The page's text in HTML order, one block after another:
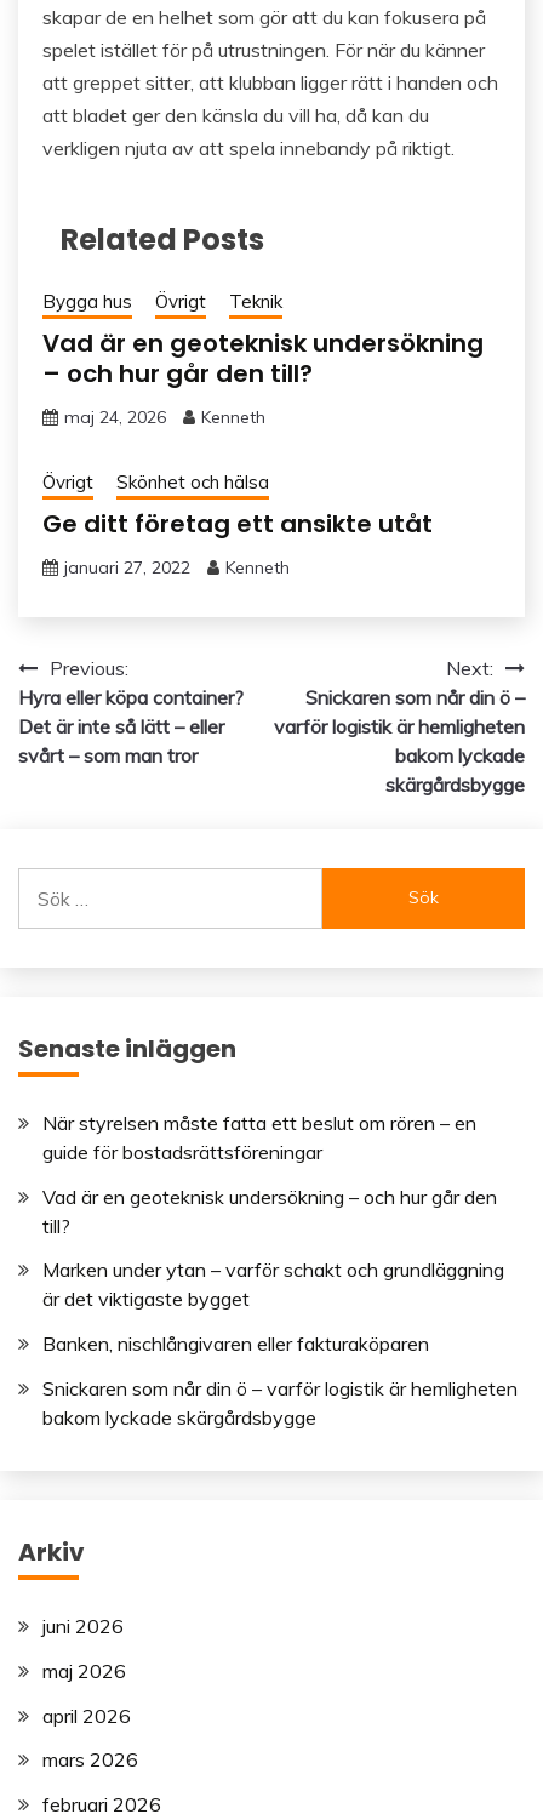
skapar de en helhet som gör att du kan fokusera på
spelet istället för på utrustningen. För när du känner
att greppet sitter, att klubban ligger rätt i handen och
att bladet ger den känsla du vill ha, då kan du
verkligen njuta av att spela innebandy på riktigt.
Related Posts
Bygga hus Övrigt Teknik
Vad är en geoteknisk undersökning
– och hur går den till?
maj 24, 2026 Kenneth
Övrigt Skönhet och hälsa
Ge ditt företag ett ansikte utåt
januari 27, 2022 Kenneth
Inläggsnavigering
Previous:
Hyra eller köpa container?
Det är inte så lätt – eller
svårt – som man tror
Next:
Snickaren som når din ö –
varför logistik är hemligheten
bakom lyckade
skärgårdsbygge
efter:
Senaste inläggen
När styrelsen måste fatta ett beslut om rören – en
guide för bostadsrättsföreningar
Vad är en geoteknisk undersökning – och hur går den
till?
Marken under ytan – varför schakt och grundläggning
är det viktigaste bygget
Banken, nischlångivaren eller fakturaköparen
Snickaren som når din ö – varför logistik är hemligheten
bakom lyckade skärgårdsbygge
Arkiv
juni 2026
maj 2026
april 2026
mars 2026
februari 2026